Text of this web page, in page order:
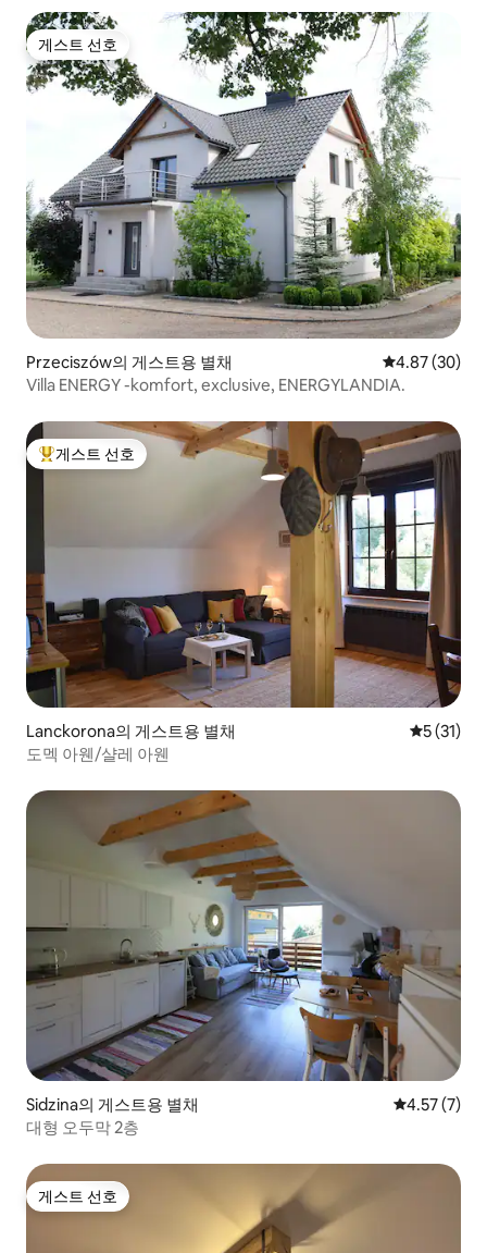
게스트 선호
게스트 선호
Przeciszów의 게스트용 별채 평점 4.87점(5
4.87 (30)
Villa ENERGY -komfort, exclusive, ENERGYLANDIA.
상위 게스트 선호
게스트 선호
Lanckorona의 게스트용 별채 평점 5점
5 (31)
도멕 아웬/샬레 아웬
Sidzina의 게스트용 별채 평점 4.57점
4.57 (7)
대형 오두막 2층
게스트 선호
게스트 선호